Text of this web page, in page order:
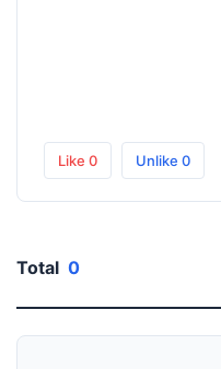
Like 0 Unlike 0
Total 0